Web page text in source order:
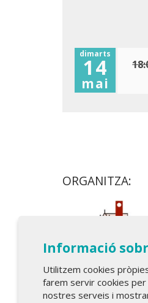
dimarts
14
mai
ORGANITZA:
Informació
Utilitzem cookies
farem servir cookies
nostres serveis i